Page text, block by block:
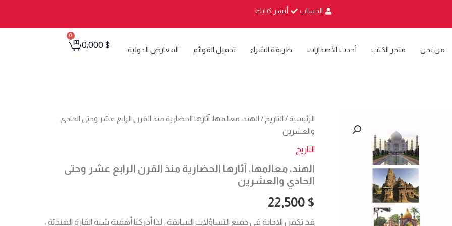
الحساب أنشر كتابك
من نحن متجر الكتب أحدث الأصدارات طريقة الشراء تحميل القوائم المعارض الدولية 0,000$
0
Cart
الرئيسية/ التاريخ / الهند، معالمها، آثارها الحضارية منذ القرن الرابع عشر وحتى الحادي
والعشرين
التاريخ
الهند، معالمها، آثارها الحضارية منذ القرن الرابع عشر وحتى
الحادي والعشرين
22,500 $
قد تكمن الإجابة في جميع التساؤلات السابقة . لذا أدركنا أهمية شبه القارة الهنديّة ،
كمية
الهند،
معالمها،
آثارها
الحضارية
منذ
القرن
الرابع
عشر
وحتى
الحادي